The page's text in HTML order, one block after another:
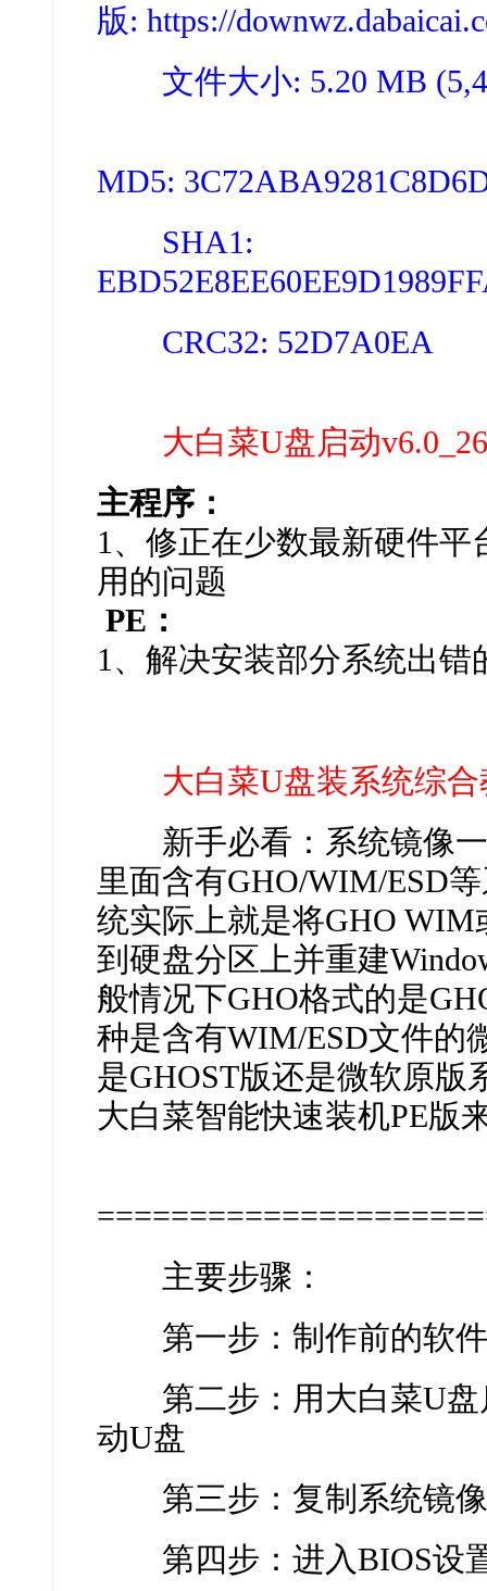
版: https://
文件大小: 5.20 MB
MD5:
SHA1:
CRC32: 52D7A0EA
大白菜U盘启动
主程序：
1、修正在少数最新硬件
用的问题
PE：
1、解决安装部分系统出错
大白菜U盘装系统综合
新手必看：系统镜像一
里面含有GHO/WIM/ESD
统实际上就是将GHO WIM
到硬盘分区上并重建
般情况下GHO格式的是
种是含有WIM/ESD文件的
是GHOST版还是微软原版
大白菜智能快速装机PE版
主要步骤：
第一步：制作前的软件
第二步：用大白菜U盘
动U盘
第三步：复制系统镜像
第四步：进入BIOS设